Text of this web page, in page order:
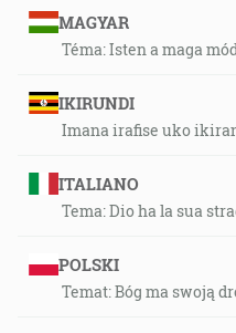
MAGYAR
Téma: Isten a maga
IKIRUNDI
Imana irafise uko
ITALIANO
Tema: Dio ha la sua
POLSKI
Temat: Bóg ma swoją